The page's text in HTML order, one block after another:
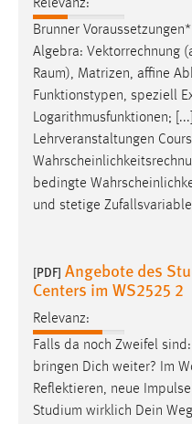
Relevanz:
Brunner
Algebra: Vektorrechnung
Raum), Matrizen, affine
Funktionstypen, speziell
Logarithmusfunktionen;
Lehrveranstaltungen
bedingte
und stetige
[PDF] Angebote des
Centers im WS2525 2
Relevanz:
Falls da noch Zweifel
bringen Dich weiter? Im
Reflektieren, neue
Studium wirklich Dein